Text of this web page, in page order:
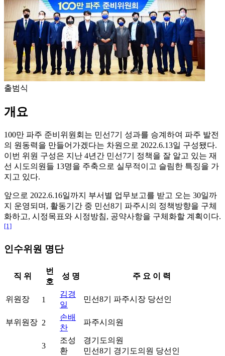
출범식
개요
100만 파주 준비위원회는 민선7기 성과를 승계하여 파주 발전
의 원동력을 만들어가겠다는 차원으로 2022.6.13일 구성됐다.
이번 위원 구성은 지난 4년간 민선7기 정책을 잘 알고 있는 재
선 시도의원들 13명을 주축으로 실무적이고 슬림한 특징을 가
지고 있다.
앞으로 2022.6.16일까지 부서별 업무보고를 받고 오는 30일까
지 운영되며, 활동기간 중 민선8기 파주시의 정책방향을 구체
화하고, 시정목표와 시정방침, 공약사항을 구체화할 계획이다.
[1]
인수위원 명단
직 위
번
호
성 명 주 요 이 력
위원장 1
김경
일
민선8기 파주시장 당선인
부위원장 2
손배
찬
파주시의원
3
조성
환
경기도의원
민선8기 경기도의원 당선인